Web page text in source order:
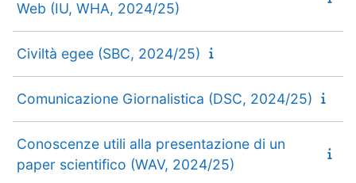
Web (IU, WHA, 2024/25)
Civiltà egee (SBC, 2024/25)
Comunicazione Giornalistica (DSC, 2024/25)
Conoscenze utili alla presentazione di un
paper scientifico (WAV, 2024/25)